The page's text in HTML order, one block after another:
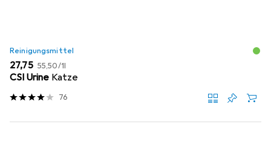
Reinigungsmittel
EUR
27,75 EUR
55,50/1l
CSI Urine Katze
76